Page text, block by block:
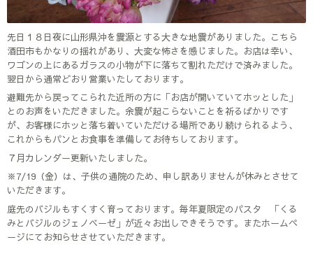
先日１８日夜に山形県沖を震源とする大きな地震がありました。こちら
酒田市もかなりの揺れがあり、大変な怖さを感じました。お店は幸い、
ワゴンの上にあるガラスの小物が下に落ちて割れただけで済みました。
翌日から通常どおり営業いたしております。
避難先から戻ってこられた近所の方に「お店が開いていてホッとした」
とのお声をいただきました。余震が起こらないことを祈るばかりです
が、お客様にホッと落ち着いていただける場所であり続けられるよう、
これからもパンとお食事を準備してお待ちしております。
７月カレンダー更新いたしました。
※7/19（金）は、子供の通院のため、申し訳ありませんが休みとさせて
いただきます。
庭先のバジルもすくすく育っております。毎年夏限定のパスタ 「くる
みとバジルのジェノベーゼ」が近々お出しできそうです。またホームペ
ージにてお知らせさせていただきます。